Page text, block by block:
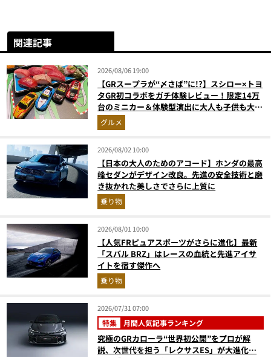
関連記事
2026/08/06 19:00
【GRスープラが“〆さば”に!?】スシロー×トヨ
タGR初コラボをガチ体験レビュー！限定14万
台のミニカー＆体験型演出に大人も子供も大興
奮間違いなし
グルメ
2026/08/02 10:00
【日本の大人のためのアコード】ホンダの最高
峰セダンがデザイン改良。先進の安全技術と磨
き抜かれた美しさでさらに上質に
乗り物
2026/08/01 10:00
【人気FRピュアスポーツがさらに進化】最新
「スバル BRZ」はレースの血統と先進アイサ
イトを宿す傑作へ
乗り物
2026/07/31 07:00
特集 月間人気記事ランキング
究極のGRカローラ“世界初公開”をプロが解
説、次世代を担う「レクサスES」が大進化…